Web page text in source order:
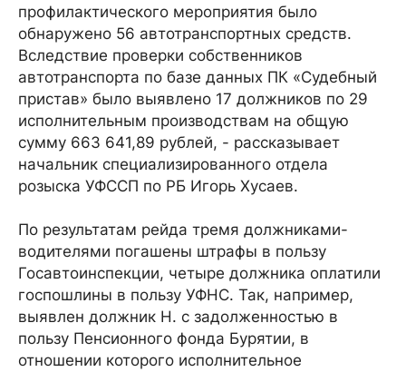
профилактического мероприятия было
обнаружено 56 автотранспортных средств.
Вследствие проверки собственников
автотранспорта по базе данных ПК «Судебный
пристав» было выявлено 17 должников по 29
исполнительным производствам на общую
сумму 663 641,89 рублей, - рассказывает
начальник специализированного отдела
розыска УФССП по РБ Игорь Хусаев.
По результатам рейда тремя должниками-
водителями погашены штрафы в пользу
Госавтоинспекции, четыре должника оплатили
госпошлины в пользу УФНС. Так, например,
выявлен должник Н. с задолженностью в
пользу Пенсионного фонда Бурятии, в
отношении которого исполнительное